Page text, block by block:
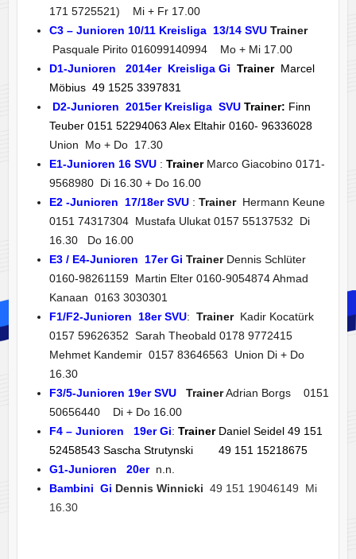
171 5725521)
Mi + Fr 17.00
C3 – Junioren 10/11 Kreisliga 13/14 SVU Trainer
Pasquale Pirito 016099140994
Mo + Mi 17.00
D1-Junioren 2014er Kreisliga Gi Trainer Marcel
Möbius 49 1525 3397831
D2-Junioren 2015er Kreisliga SVU Trainer: Finn
Teuber 0151 52294063 Alex Eltahir 0160- 96336028
Union Mo + Do 17.30
E1-Junioren 16 SVU : TrainerMarco Giacobino 0171-
9568980 Di 16.30 + Do 16.00
E2 -Junioren 17/18er SVU : TrainerHermann Keune
0151 74317304 Mustafa Ulukat 0157 55137532
Di
16.30 Do 16.00
E3 / E4-Junioren 17er Gi TrainerDennis Schlüter
0160-98261159 Martin Elter 0160-9054874 Ahmad
Kanaan 0163 3030301
F1/F2-Junioren 18er SVU: TrainerKadir Kocatürk
0157 59626352 Sarah Theobald 0178 9772415
Mehmet Kandemir 0157 83646563
Union Di + Do
16.30
F3/5-Junioren 19er SVU TrainerAdrian Borgs 0151
50656440 Di + Do 16.00
F4 – Junioren 19er Gi: TrainerDaniel Seidel 49 151
52458543 Sascha Strutynski 49 151 15218675
G1-Junioren 20ern.n.
Bambini Gi Dennis Winnicki 49 151 19046149 Mi
16.30